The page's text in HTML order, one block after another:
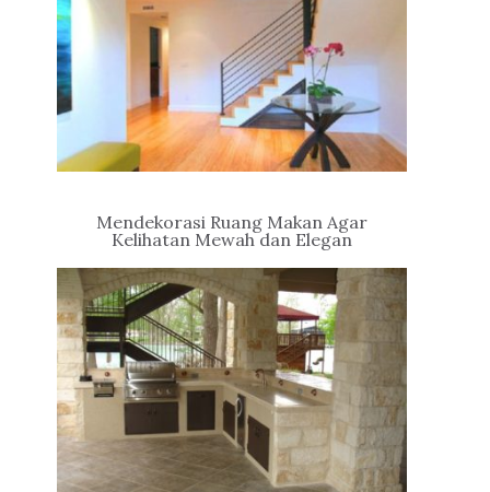
Mendekorasi Ruang Makan Agar
Kelihatan Mewah dan Elegan